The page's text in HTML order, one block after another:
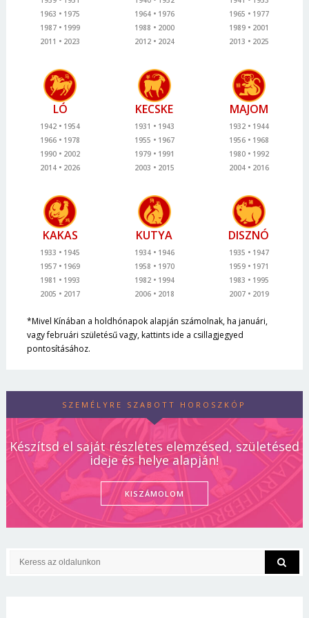
1963
1975
1987
1999
2011
2023
1964
1976
1988
2000
2012
2024
1965
1977
1989
2001
2013
2025
LÓ
1942
1954
1966
1978
1990
2002
2014
2026
KECSKE
1931
1943
1955
1967
1979
1991
2003
2015
MAJOM
1932
1944
1956
1968
1980
1992
2004
2016
KAKAS
1933
1945
1957
1969
1981
1993
2005
2017
KUTYA
1934
1946
1958
1970
1982
1994
2006
2018
DISZNÓ
1935
1947
1959
1971
1983
1995
2007
2019
*Mivel Kínában a holdhónapok alapján számolnak, ha januári,
vagy februári születésű vagy, kattints ide a csillagjegyed
pontosításához.
SZEMÉLYRE SZABOTT HOROSZKÓP
Készítsd el saját részletes elemzésed, születésed
ideje és helye alapján!
KISZÁMOLOM